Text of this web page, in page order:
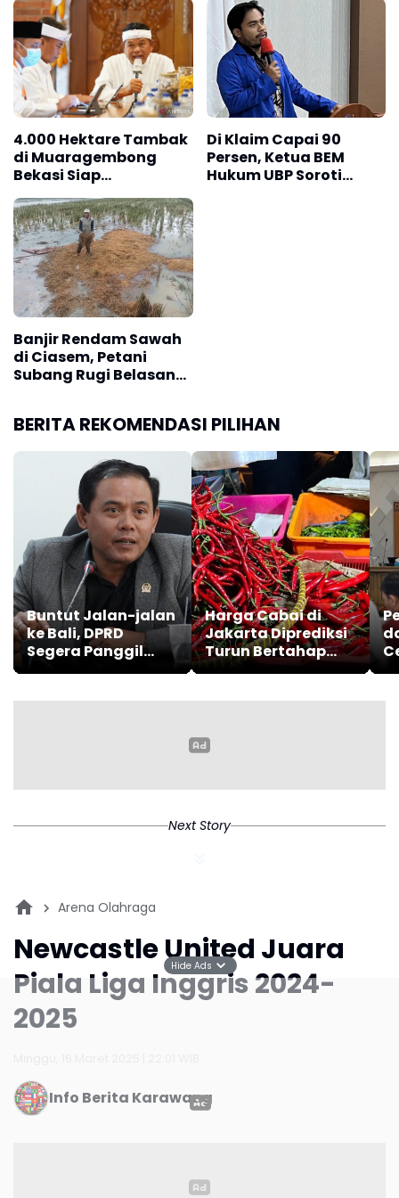
Target tersebut mengalami kenaikan signifikan dibandingkan
dengan tahun sebelumnya yang hanya mencapai 1,2 juta ton.
Rohman menyampaikan, sebagai satu strategi untuk mencapai
target tersebut adalah mendorong petani agar meningkatkan
frekuensi tanam dari dua kali menjadi tiga kali dalam setahun.
(Antara)
Kerugian Puluhan Juta
4.000 Hektare Tambak
di Muaragembong
Bekasi Siap
Direvitalisasi
Di Klaim Capai 90
Persen, Ketua BEM
Hukum UBP Soroti
Banjir Rendam Sawah
di Ciasem, Petani
Subang Rugi Belasan
BERITA REKOMENDASI PILIHAN
Buntut Jalan-jalan
ke Bali, DPRD
Segera Panggil
Disnaskertrans
Karawang
Harga Cabai di
Jakarta Diprediksi
Turun Bertahap
dalam Dua Pekan
Next Story
Arena Olahraga
Newcastle United Juara
Piala Liga Inggris 2024-
2025
Info Berita Karawang
Hide Ads